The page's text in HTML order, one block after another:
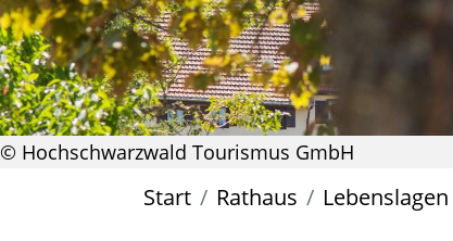
© Hochschwarzwald Tourismus GmbH
Start Rathaus Lebenslagen